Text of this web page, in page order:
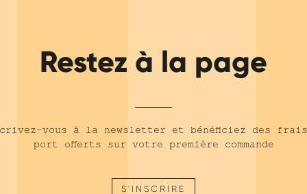
Restez à la page
vous à la newsletter et bénéficiez des
port offerts sur votre première commande
S'INSCRIRE